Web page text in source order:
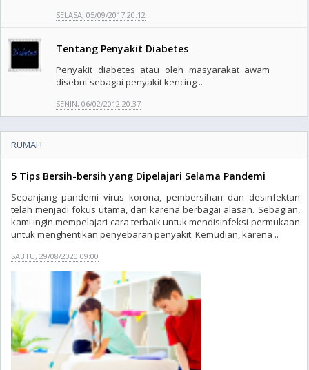
SELASA, 05/09/2017 20:12
Tentang Penyakit Diabetes
Penyakit diabetes atau oleh masyarakat awam
disebut sebagai penyakit kencing ..
SENIN, 06/02/2012 20:37
RUMAH
5 Tips Bersih-bersih yang Dipelajari Selama Pandemi
Sepanjang pandemi virus korona, pembersihan dan desinfektan
telah menjadi fokus utama, dan karena berbagai alasan. Sebagian,
kami ingin mempelajari cara terbaik untuk mendisinfeksi permukaan
untuk menghentikan penyebaran penyakit. Kemudian, karena ..
SABTU, 29/08/2020 09:00